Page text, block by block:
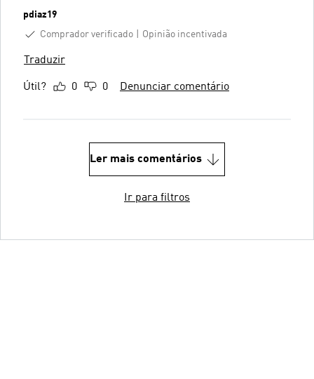
pdiaz19
Comprador verificado
Opinião incentivada
Traduzir
Útil? 0 0 Denunciar comentário
Ler mais comentários
Ir para filtros